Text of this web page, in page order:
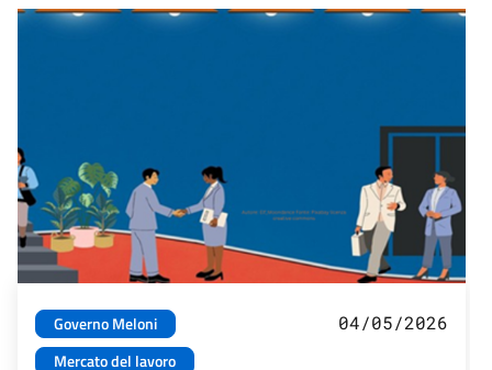
Governo Meloni
Mercato del lavoro
04/05/2026